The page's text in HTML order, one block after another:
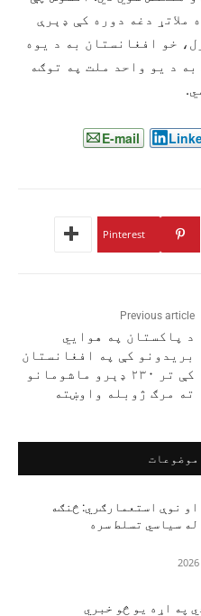
ملاتړ دغه دوره کې ډېرې
خو افغانستان به د یوه
د یو واحد ملت په توګه
E-mail
Pinterest
Previous article
د پاکستان په هوايي
بریدونو کې په افغانستان
کې تر ۲۳۰ ډېرو ماشومانو
ته مرګ ژوبله واوښته
موضوعات
نوې استعمارګري: څنګه
سیاسي تسلط سره
په اړه یو څو خبري